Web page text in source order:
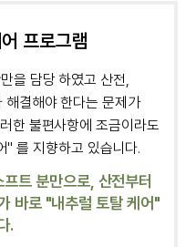
프로그램
을 담당 하였고 산전,
해결해야 한다는 문제가
한 불편사항에 조금이라도
" 를 지향하고 있습니다.
트 분만으로, 산전부터
바로 "내추럴 토탈 케어"
.